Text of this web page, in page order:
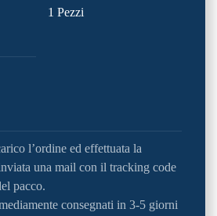
1 Pezzi
l’ordine ed effettuata la
una mail con il tracking code
pacco.
consegnati in 3-5 giorni